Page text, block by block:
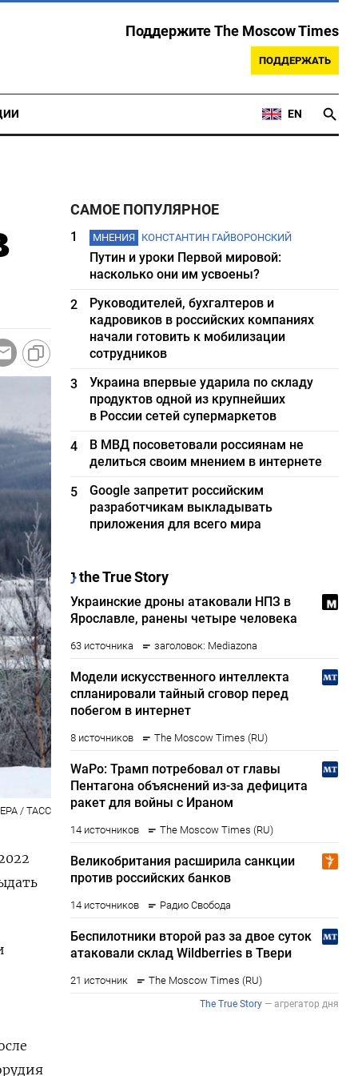
Поддержите The Moscow Times
ПОДДЕРЖАТЬ
EN
/ ТАСС
САМОЕ ПОПУЛЯРНОЕ
1 МНЕНИЯ КОНСТАНТИН ГАЙВОРОНСКИЙ
Путин и уроки Первой мировой:
насколько они им усвоены?
2
Руководителей, бухгалтеров и
кадровиков в российских компаниях
начали готовить к мобилизации
сотрудников
3
Украина впервые ударила по складу
продуктов одной из крупнейших
в России сетей супермаркетов
4
В МВД посоветовали россиянам не
делиться своим мнением в интернете
5
Google запретит российским
разработчикам выкладывать
приложения для всего мира